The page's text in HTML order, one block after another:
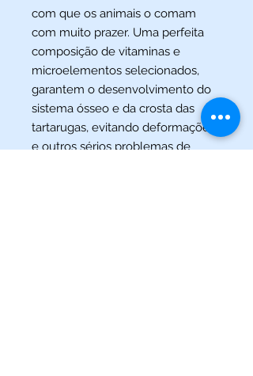
com que os animais o comam
com muito prazer. Uma perfeita
composição de vitaminas e
microelementos selecionados,
garantem o desenvolvimento do
sistema ósseo e da crosta das
tartarugas, evitando deformações
e outros sérios problemas de